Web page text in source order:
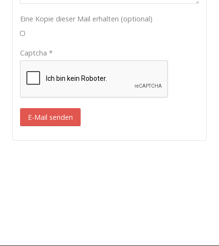
Eine Kopie dieser Mail erhalten (optional)
Captcha *
E-Mail senden